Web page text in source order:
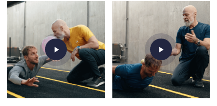
play_arrow play_arrow